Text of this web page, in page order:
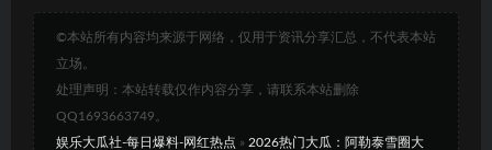
©本站所有内容均来源于网络，仅用于资讯分享汇总，不代表本站
立场。
处理声明：本站转载仅作内容分享，请联系本站删除
QQ1693663749。
娱乐大瓜社-每日爆料-网红热点 » 2026热门大瓜：阿勒泰雪圈大